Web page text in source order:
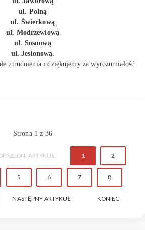
ul. Polną
ul. Świerkową
ul. Modrzewiową
ul. Sosnową
ul. Jesionową.
utrudnienia i dziękujemy za wyrozumiałość
Strona 1 z 36
ARTYKUŁ 1 2
5 6 7 8
NASTĘPNY ARTYKUŁ KONIEC